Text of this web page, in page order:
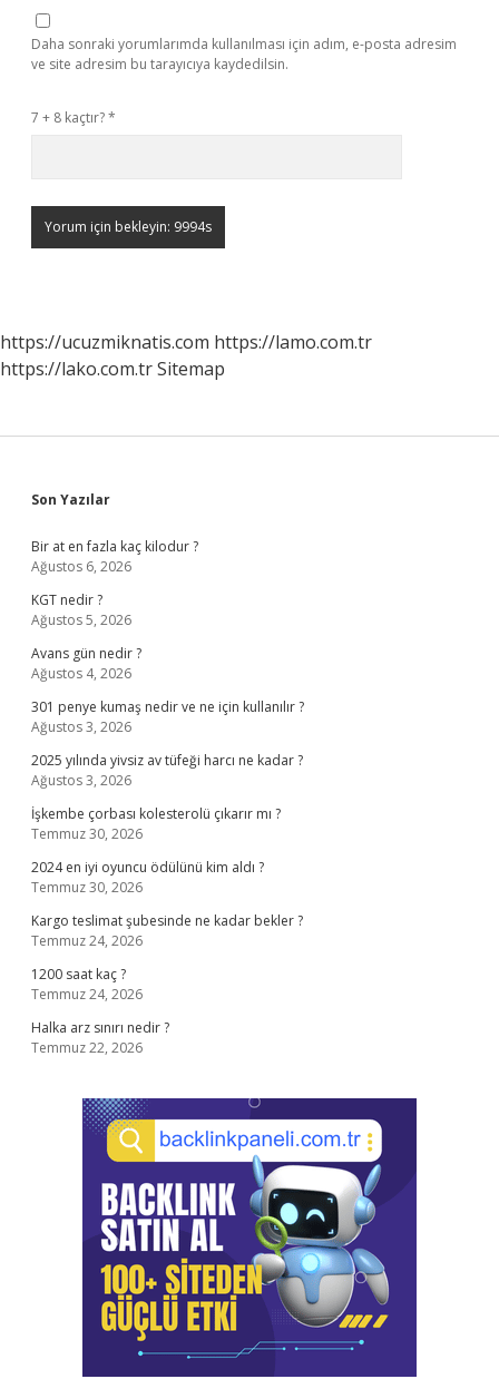
Daha sonraki yorumlarımda kullanılması için adım, e-posta adresim
ve site adresim bu tarayıcıya kaydedilsin.
7 + 8 kaçtır?*
https://ucuzmiknatis.com https://lamo.com.tr
https://lako.com.trSitemap
Sidebar
Son Yazılar
Bir at en fazla kaç kilodur ?
Ağustos 6, 2026
KGT nedir ?
Ağustos 5, 2026
Avans gün nedir ?
Ağustos 4, 2026
301 penye kumaş nedir ve ne için kullanılır ?
Ağustos 3, 2026
2025 yılında yivsiz av tüfeği harcı ne kadar ?
Ağustos 3, 2026
İşkembe çorbası kolesterolü çıkarır mı ?
Temmuz 30, 2026
2024 en iyi oyuncu ödülünü kim aldı ?
Temmuz 30, 2026
Kargo teslimat şubesinde ne kadar bekler ?
Temmuz 24, 2026
1200 saat kaç ?
Temmuz 24, 2026
Halka arz sınırı nedir ?
Temmuz 22, 2026